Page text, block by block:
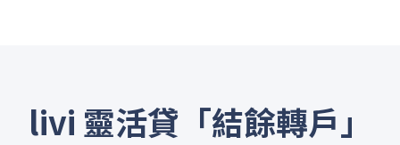
livi 靈活貸「結餘轉戶」